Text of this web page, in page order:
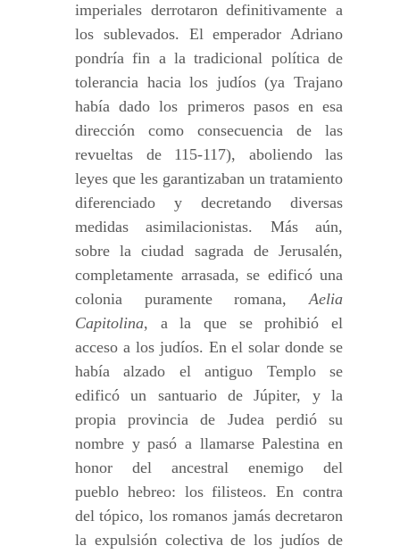
imperiales derrotaron definitivamente a
los sublevados. El emperador Adriano
pondría fin a la tradicional política de
tolerancia hacia los judíos (ya Trajano
había dado los primeros pasos en esa
dirección como consecuencia de las
revueltas de 115-117), aboliendo las
leyes que les garantizaban un tratamiento
diferenciado y decretando diversas
medidas asimilacionistas. Más aún,
sobre la ciudad sagrada de Jerusalén,
completamente arrasada, se edificó una
colonia puramente romana,Aelia
Capitolina, a la que se prohibió el
acceso a los judíos. En el solar donde se
había alzado el antiguo Templo se
edificó un santuario de Júpiter, y la
propia provincia de Judea perdió su
nombre y pasó a llamarse Palestina en
honor del ancestral enemigo del
pueblo hebreo: los filisteos. En contra
del tópico, los romanos jamás decretaron
la expulsión colectiva de los judíos de